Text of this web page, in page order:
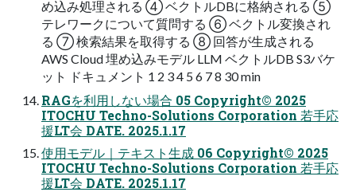
め込み処理される ④ ベクトルDBに格納される ⑤
テレワークについて質問する ⑥ ベクトル変換され
る ⑦ 検索結果を取得する ⑧ 回答が生成される
AWS Cloud 埋め込みモデル LLM ベクトルDB S3バケ
ット ドキュメント 1 2 3 4 5 6 7 8 30 min
RAGを利用しない場合 05 Copyright© 2025
ITOCHU Techno-Solutions Corporation 若手応
援LT会 DATE. 2025.1.17
使用モデル｜テキスト生成 06 Copyright© 2025
ITOCHU Techno-Solutions Corporation 若手応
援LT会 DATE. 2025.1.17